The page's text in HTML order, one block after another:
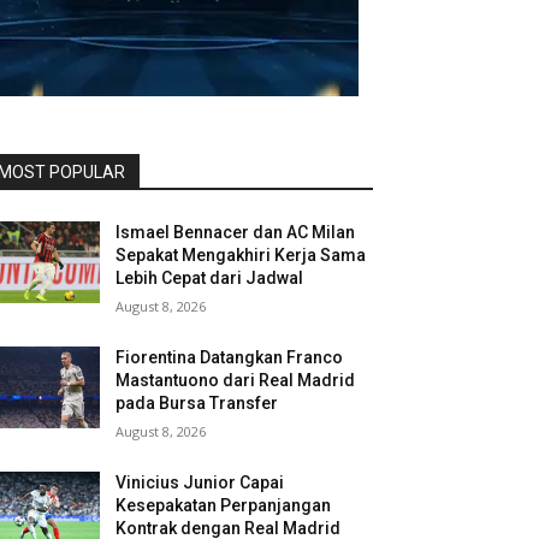
POPULAR
Ismael Bennacer dan AC Milan
Sepakat Mengakhiri Kerja Sama
Lebih Cepat dari Jadwal
August 8, 2026
Fiorentina Datangkan Franco
Mastantuono dari Real Madrid
pada Bursa Transfer
August 8, 2026
Vinicius Junior Capai
Kesepakatan Perpanjangan
Kontrak dengan Real Madrid